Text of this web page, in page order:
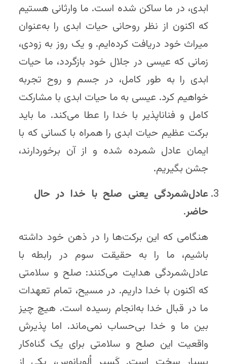
ابدی، در ما ساکن شده است. ما وارثانی هستیم
که اکنون از نظر روحانی حیات ابدی را به‌عنوان
میراث خود دریافت کرده‌ایم. و یک روز به زودی،
زمانی که عیسی در جلال خود بازگردد، ما حیات
ابدی را به طور کامل، در جسم و روح تجربه
خواهیم کرد. عیسی به ما حیات ابدی با مشارکت
کامل و فناناپذیر با خدا را عطا می‌کند. ما باید
برکت عظیم حیات ابدی را همراه با کسانی که با
ایمان عادل شمرده شده و از آن برخوردارند،
جشن بگیریم.
عادل‌شمردگی یعنی صلح با خدا در حال
حاضر.
هنگامی که این برکت‌ها را در ذهن خود داشته
باشیم، ما را به حقیقت سوم در رابطه با
عادل‌شمردگی هدایت می‌کنند: صلح و سلامتی
که اکنون با خدا داریم. در مسیح، تمام تعهدات
ما در قبال خدا به‌انجام رسیده است. هیچ چیز
بین ما و خدا بی‌حساب نمی‌ماند. اما پذیرش
واقعیت این صلح و سلامتی برای یک گناه‌کار